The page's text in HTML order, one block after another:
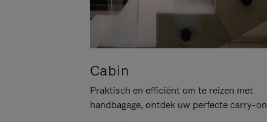
Cabin
Praktisch en efficiënt om te reizen met
handbagage, ontdek uw perfecte carry-